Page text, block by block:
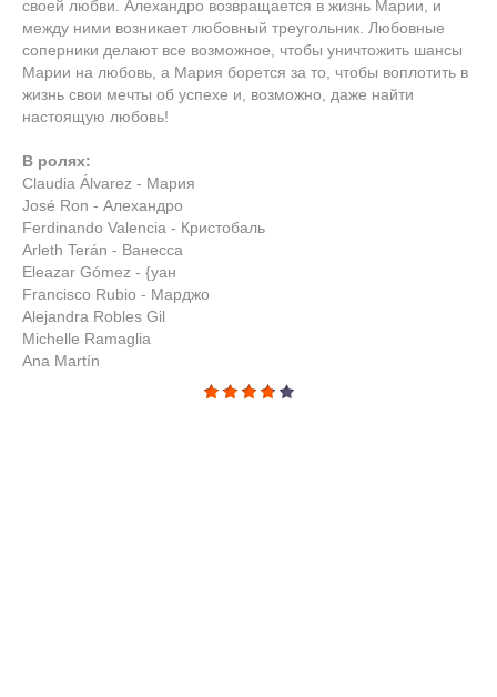
своей любви. Алехандро возвращается в жизнь Марии, и
между ними возникает любовный треугольник. Любовные
соперники делают все возможное, чтобы уничтожить шансы
Марии на любовь, а Мария борется за то, чтобы воплотить в
жизнь свои мечты об успехе и, возможно, даже найти
настоящую любовь!
В ролях:
Claudia Álvarez - Мария
José Ron - Алехандро
Ferdinando Valencia - Кристобаль
Arleth Terán - Ванесса
Eleazar Gómez - {уан
Francisco Rubio - Марджо
Alejandra Robles Gil
Michelle Ramaglia
Ana Martín